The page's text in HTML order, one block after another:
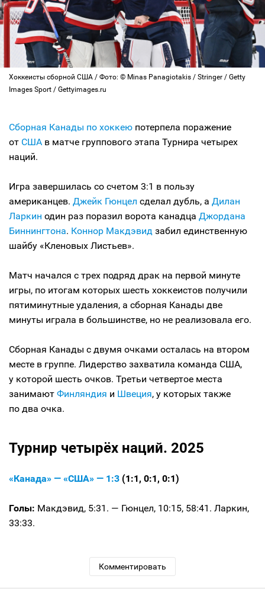
Хоккеисты сборной США / Фото: © Minas Panagiotakis / Stringer / Getty
Images Sport / Gettyimages.ru
Сборная Канады по хоккею потерпела поражение
от США в матче группового этапа Турнира четырех
наций.
Игра завершилась со счетом 3:1 в пользу
американцев. Джейк Гюнцел сделал дубль, а Дилан
Ларкин один раз поразил ворота канадца Джордана
Биннингтона. Коннор Макдэвид забил единственную
шайбу «Кленовых Листьев».
Матч начался с трех подряд драк на первой минуте
игры, по итогам которых шесть хоккеистов получили
пятиминутные удаления, а сборная Канады две
минуты играла в большинстве, но не реализовала его.
Сборная Канады с двумя очками осталась на втором
месте в группе. Лидерство захватила команда США,
у которой шесть очков. Третьи четвертое места
занимают Финляндия и Швеция, у которых также
по два очка.
Турнир четырёх наций. 2025
«Канада» — «США» — 1:3 (1:1, 0:1, 0:1)
Голы: Макдэвид, 5:31. — Гюнцел, 10:15, 58:41. Ларкин,
33:33.
Комментировать